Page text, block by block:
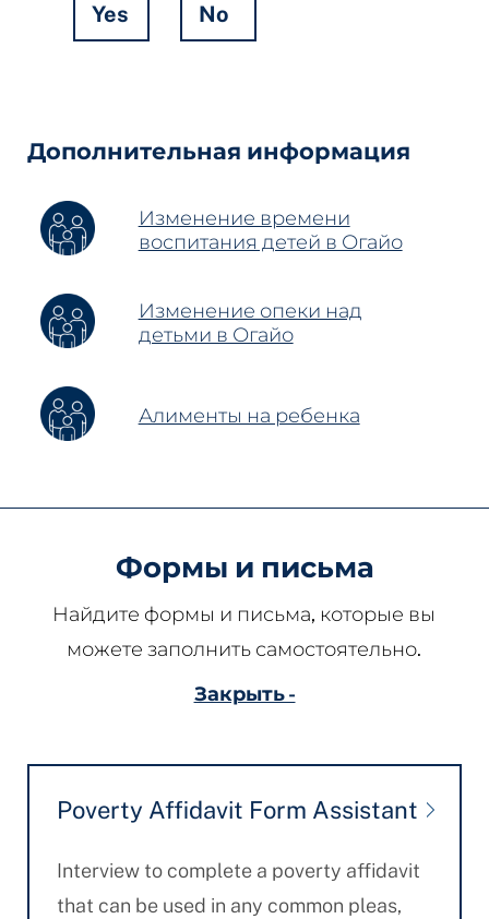
Yes No
Дополнительная информация
Изменение времени
воспитания детей в Огайо
Изменение опеки над
детьми в Огайо
Алименты на ребенка
Формы и письма
Найдите формы и письма, которые вы
можете заполнить самостоятельно.
Закрыть -
Poverty Affidavit Form Assistant
Interview to complete a poverty affidavit
that can be used in any common pleas,